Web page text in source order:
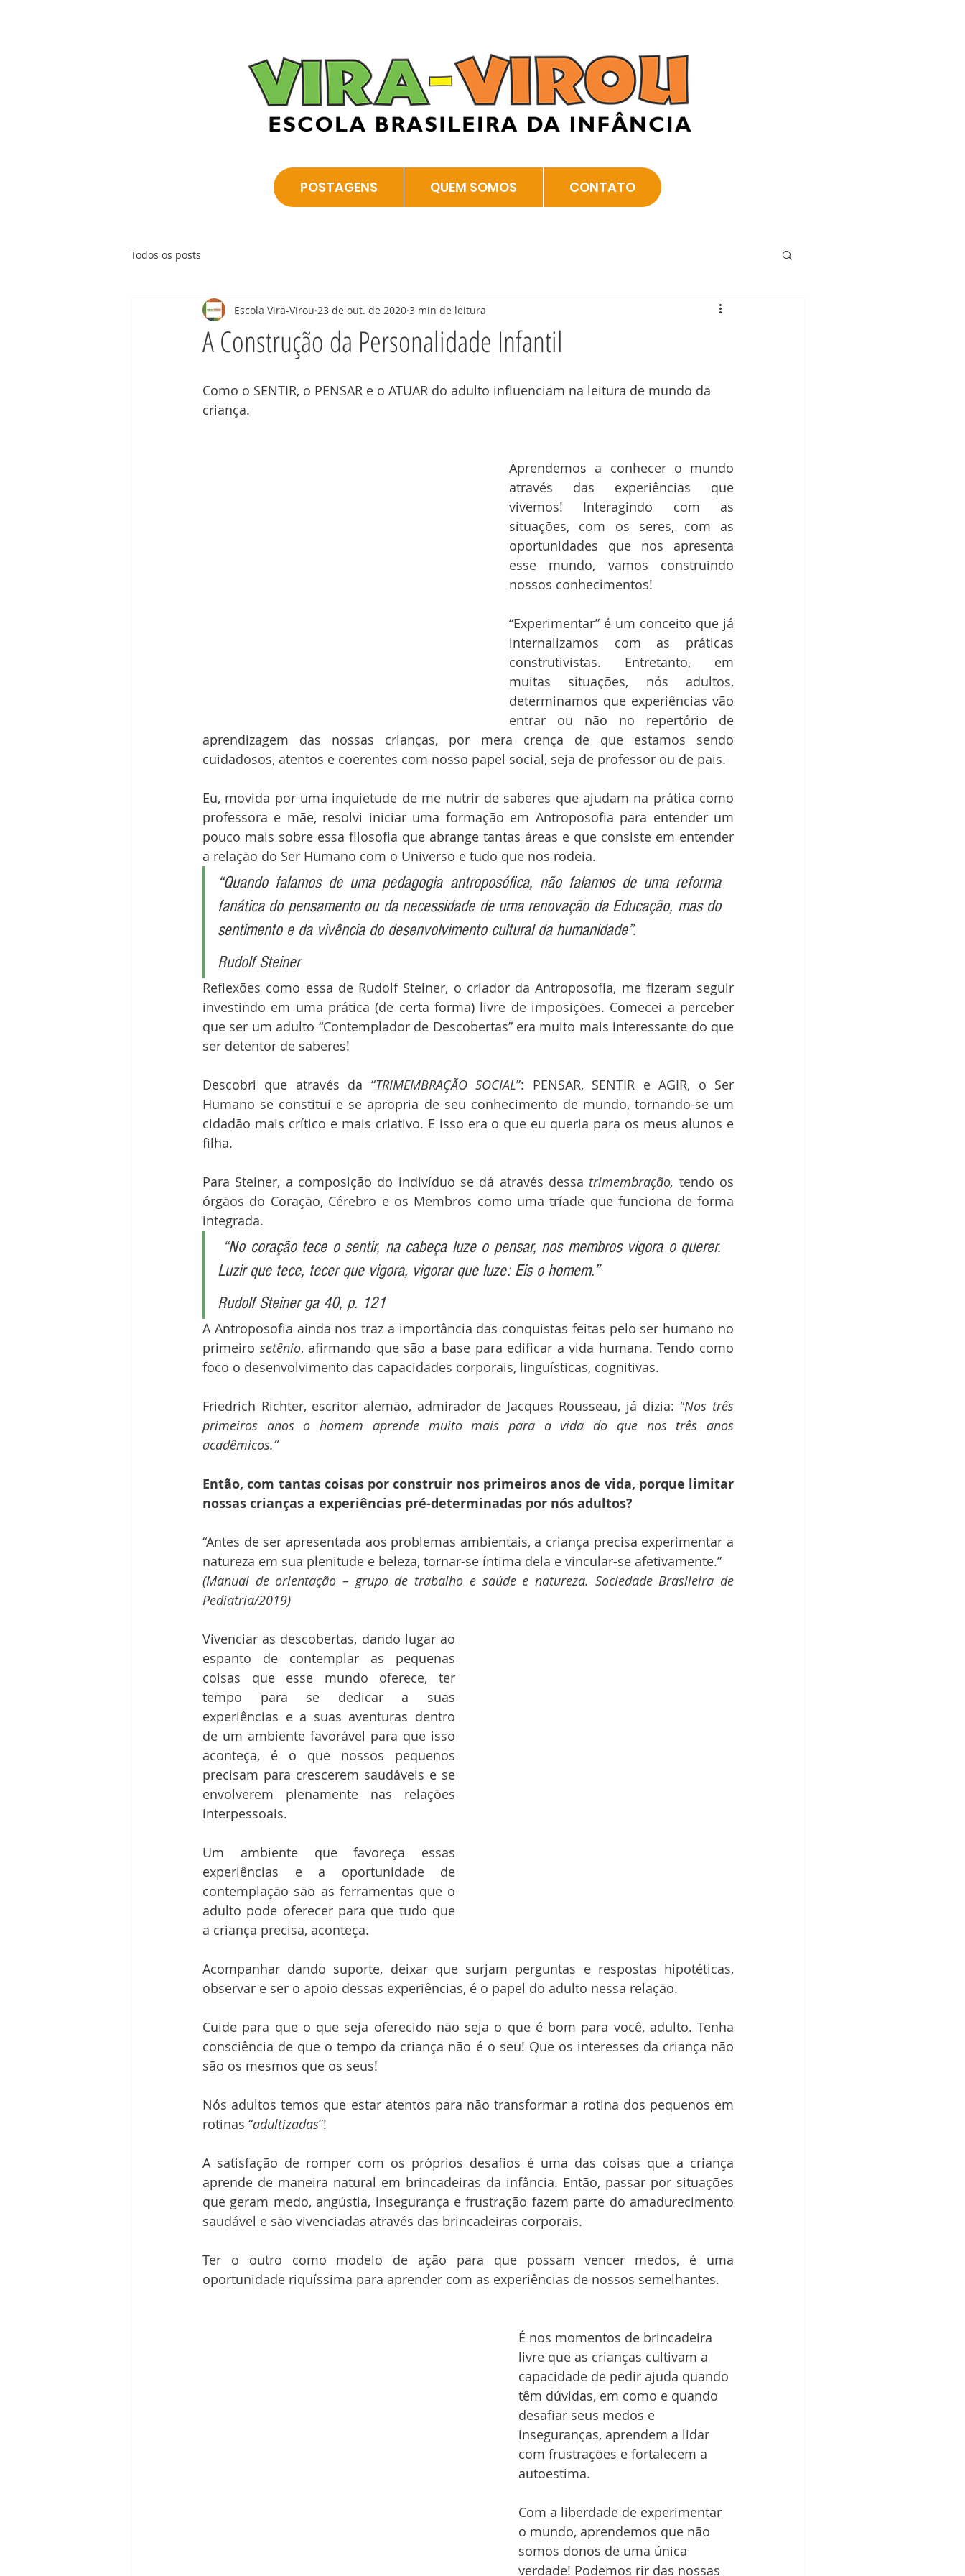
POSTAGENS QUEM SOMOS CONTATO
Todos os posts
A Construção da Personalidade Infantil
Escola Vira-Virou 23 de out. de 2020 3 min de leitura
Como o SENTIR, o PENSAR e o ATUAR do adulto influenciam na leitura de mundo da
criança.
Aprendemos a conhecer o mundo
através das experiências que
vivemos! Interagindo com as
situações, com os seres, com as
oportunidades que nos apresenta
esse mundo, vamos construindo
nossos conhecimentos!
“Experimentar” é um conceito que já
internalizamos com as práticas
construtivistas. Entretanto, em
muitas situações, nós adultos,
determinamos que experiências vão
entrar ou não no repertório de
aprendizagem das nossas crianças, por mera crença de que estamos sendo
cuidadosos, atentos e coerentes com nosso papel social, seja de professor ou de pais.
Eu, movida por uma inquietude de me nutrir de saberes que ajudam na prática como
professora e mãe, resolvi iniciar uma formação em Antroposofia para entender um
pouco mais sobre essa filosofia que abrange tantas áreas e que consiste em entender
a relação do Ser Humano com o Universo e tudo que nos rodeia.
“Quando falamos de uma pedagogia antroposófica, não falamos de uma reforma
fanática do pensamento ou da necessidade de uma renovação da Educação, mas do
sentimento e da vivência do desenvolvimento cultural da humanidade”.
Rudolf Steiner
Reflexões como essa de Rudolf Steiner, o criador da Antroposofia, me fizeram seguir
investindo em uma prática (de certa forma) livre de imposições. Comecei a perceber
que ser um adulto “Contemplador de Descobertas” era muito mais interessante do que
ser detentor de saberes!
Descobri que através da “TRIMEMBRAÇÃO SOCIAL”: PENSAR, SENTIR e AGIR, o Ser
Humano se constitui e se apropria de seu conhecimento de mundo, tornando-se um
cidadão mais crítico e mais criativo. E isso era o que eu queria para os meus alunos e
filha.
Para Steiner, a composição do indivíduo se dá através dessa trimembração, tendo os
órgãos do Coração, Cérebro e os Membros como uma tríade que funciona de forma
integrada.
Luzir que tece, tecer que vigora, vigorar que luze: Eis o homem.”
Rudolf Steiner ga 40, p. 121
A Antroposofia ainda nos traz a importância das conquistas feitas pelo ser humano no
primeiro setênio, afirmando que são a base para edificar a vida humana. Tendo como
foco o desenvolvimento das capacidades corporais, linguísticas, cognitivas.
Friedrich Richter, escritor alemão, admirador de Jacques Rousseau, já dizia: "Nos três
primeiros anos o homem aprende muito mais para a vida do que nos três anos
acadêmicos.”
Então, com tantas coisas por construir nos primeiros anos de vida, porque limitar
nossas crianças a experiências pré-determinadas por nós adultos?
“Antes de ser apresentada aos problemas ambientais, a criança precisa experimentar a
natureza em sua plenitude e beleza, tornar-se íntima dela e vincular-se afetivamente.”
(Manual de orientação – grupo de trabalho e saúde e natureza. Sociedade Brasileira de
Pediatria/2019)
Vivenciar as descobertas, dando lugar ao
espanto de contemplar as pequenas
coisas que esse mundo oferece, ter
tempo para se dedicar a suas
experiências e a suas aventuras dentro
de um ambiente favorável para que isso
aconteça, é o que nossos pequenos
precisam para crescerem saudáveis e se
envolverem plenamente nas relações
interpessoais.
Um ambiente que favoreça essas
experiências e a oportunidade de
contemplação são as ferramentas que o
adulto pode oferecer para que tudo que
a criança precisa, aconteça.
Acompanhar dando suporte, deixar que surjam perguntas e respostas hipotéticas,
observar e ser o apoio dessas experiências, é o papel do adulto nessa relação.
Cuide para que o que seja oferecido não seja o que é bom para você, adulto. Tenha
consciência de que o tempo da criança não é o seu! Que os interesses da criança não
são os mesmos que os seus!
Nós adultos temos que estar atentos para não transformar a rotina dos pequenos em
rotinas “adultizadas”!
A satisfação de romper com os próprios desafios é uma das coisas que a criança
aprende de maneira natural em brincadeiras da infância. Então, passar por situações
que geram medo, angústia, insegurança e frustração fazem parte do amadurecimento
saudável e são vivenciadas através das brincadeiras corporais.
Ter o outro como modelo de ação para que possam vencer medos, é uma
oportunidade riquíssima para aprender com as experiências de nossos semelhantes.
É nos momentos de brincadeira
livre que as crianças cultivam a
capacidade de pedir ajuda quando
têm dúvidas, em como e quando
desafiar seus medos e
inseguranças, aprendem a lidar
com frustrações e fortalecem a
autoestima.
Com a liberdade de experimentar
o mundo, aprendemos que não
somos donos de uma única
verdade! Podemos rir das nossas